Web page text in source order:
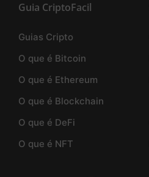
Guia CriptoFacil
Guias Cripto
O que é Bitcoin
O que é Ethereum
O que é Blockchain
O que é DeFi
O que é NFT